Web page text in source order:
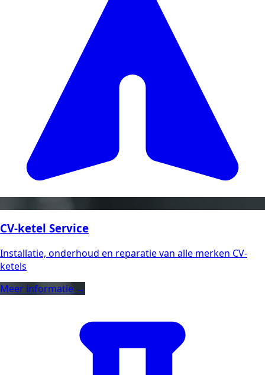
CV-ketel Service
Installatie, onderhoud en reparatie van alle merken CV-
ketels
Meer informatie →